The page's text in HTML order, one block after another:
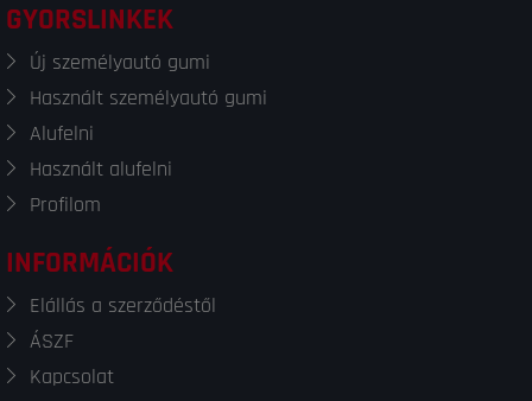
GYORSLINKEK
Új személyautó gumi
Használt személyautó gumi
Alufelni
Használt alufelni
Profilom
INFORMÁCIÓK
Elállás a szerződéstől
ÁSZF
Kapcsolat